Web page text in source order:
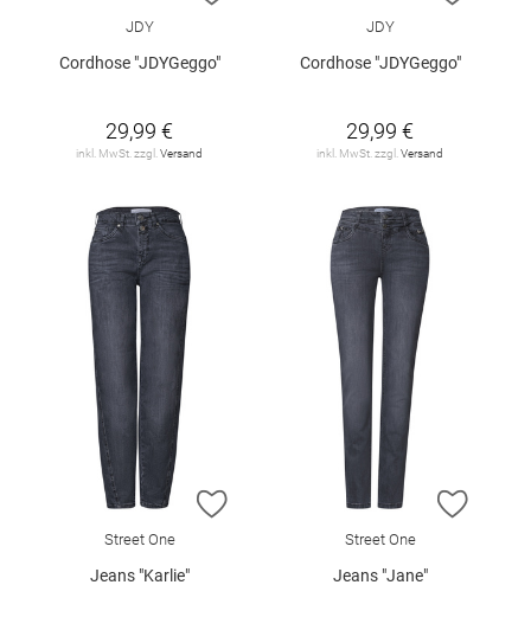
JDY
Cordhose "JDYGeggo"
29,99 €
inkl. MwSt. zzgl.Versand
JDY
Cordhose "JDYGeggo"
29,99 €
inkl. MwSt. zzgl.Versand
ZUR WUNSCHLISTE HINZUFÜGEN
Street One
Jeans "Karlie"
ZUR
Street One
Jeans "Jane"